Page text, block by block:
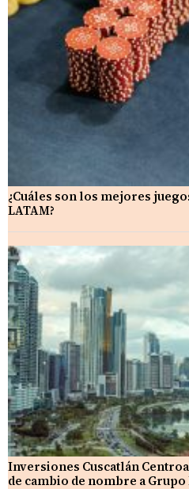
¿Cuáles son los mejores
LATAM?
Inversiones Cuscatlán
de cambio de nombre a